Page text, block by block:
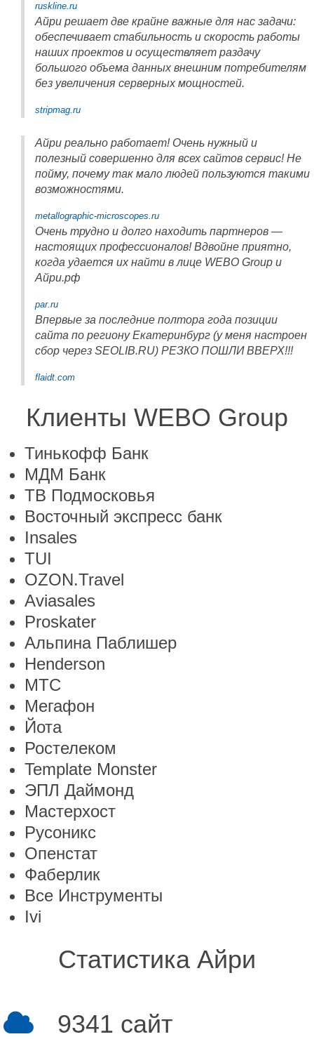
ruskline.ru
Айри решает две крайне важные для нас задачи:
обеспечивает стабильность и скорость работы
наших проектов и осуществляет раздачу
большого объема данных внешним потребителям
без увеличения серверных мощностей.
stripmag.ru
Айри реально работает! Очень нужный и
полезный совершенно для всех сайтов сервис! Не
пойму, почему так мало людей пользуются такими
возможностями.
metallographic-microscopes.ru
Очень трудно и долго находить партнеров —
настоящих профессионалов! Вдвойне приятно,
когда удается их найти в лице WEBO Group и
Айри.рф
par.ru
Впервые за последние полтора года позиции
сайта по региону Екатеринбург (у меня настроен
сбор через SEOLIB.RU) РЕЗКО ПОШЛИ ВВЕРХ!!!
flaidt.com
Клиенты WEBO Group
Тинькофф Банк
МДМ Банк
ТВ Подмосковья
Восточный экспресс банк
Insales
TUI
OZON.Travel
Aviasales
Proskater
Альпина Паблишер
Henderson
МТС
Мегафон
Йота
Ростелеком
Template Monster
ЭПЛ Даймонд
Мастерхост
Русоникс
Опенстат
Фаберлик
Все Инструменты
Ivi
Статистика Айри
9341 сайт